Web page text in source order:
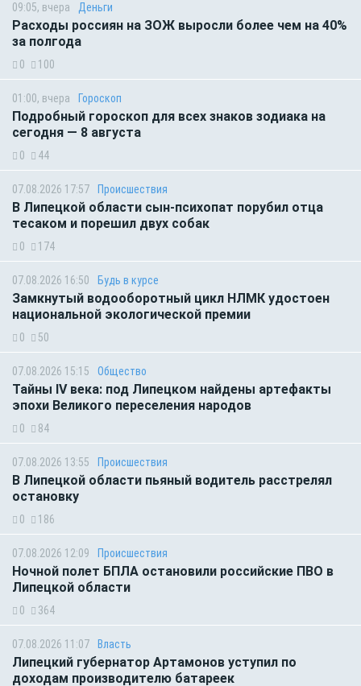
09:05, вчера Деньги
Расходы россиян на ЗОЖ выросли более чем на 40%
за полгода
0 100
01:00, вчера Гороскоп
Подробный гороскоп для всех знаков зодиака на
сегодня — 8 августа
0 44
07.08.2026 17:57 Происшествия
В Липецкой области сын-психопат порубил отца
тесаком и порешил двух собак
0 174
07.08.2026 16:50 Будь в курсе
Замкнутый водооборотный цикл НЛМК удостоен
национальной экологической премии
0 50
07.08.2026 15:15 Общество
Тайны IV века: под Липецком найдены артефакты
эпохи Великого переселения народов
0 84
07.08.2026 13:55 Происшествия
В Липецкой области пьяный водитель расстрелял
остановку
0 186
07.08.2026 12:09 Происшествия
Ночной полет БПЛА остановили российские ПВО в
Липецкой области
0 364
07.08.2026 11:07 Власть
Липецкий губернатор Артамонов уступил по
доходам производителю батареек